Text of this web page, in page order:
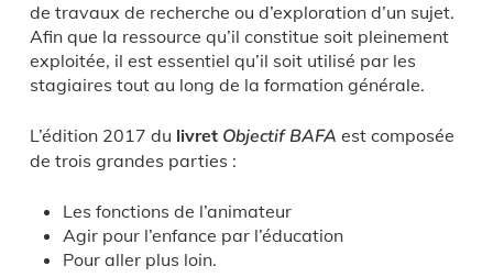
de travaux de recherche ou d’exploration d’un sujet.
Afin que la ressource qu’il constitue soit pleinement
exploitée, il est essentiel qu’il soit utilisé par les
stagiaires tout au long de la formation générale.
L’édition 2017 du livret Objectif BAFA est composée
de trois grandes parties :
Les fonctions de l’animateur
Agir pour l’enfance par l’éducation
Pour aller plus loin.